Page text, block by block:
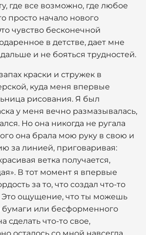
где все возможно, где любое
просто начало нового
чувство бесконечной
в детстве, дает мне
и не бояться трудностей.
краски и стружек в
куда меня впервые
рисования. Я был
у меня вечно размазывалась,
Но она никогда не ругала
она брала мою руку в свою и
за линией, приговаривая:
ветка получается,
В тот момент я впервые
за то, что создал что-то
Это ощущение, что ты можешь
бумаги или бесформенного
сделать что-то свое,